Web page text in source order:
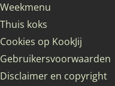
Weekmenu
Thuis koks
Cookies op KookJij
Gebruikersvoorwaarden
Disclaimer en copyright